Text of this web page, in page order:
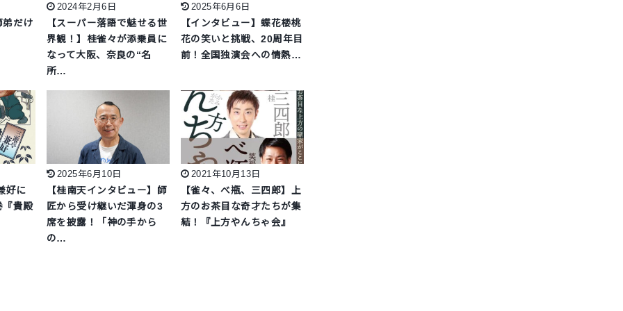
弟だけ
2024年2月6日
【スーパー落語で魅せる世
界観！】桂雀々が添乗員に
なって大阪、奈良の“名
所…
2025年6月6日
【インタビュー】蝶花楼桃
花の笑いと挑戦、20周年目
前！全国独演会への情熱…
好に
『貴殿
2025年6月10日
【桂南天インタビュー】師
匠から受け継いだ渾身の3
席を披露！「神の手から
の…
2021年10月13日
【雀々、べ瓶、三四郎】上
方のお茶目な奇才たちが集
結！『上方やんちゃ会』